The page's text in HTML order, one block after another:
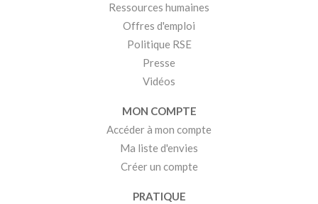
Ressources humaines
Offres d'emploi
Politique RSE
Presse
Vidéos
MON COMPTE
Accéder à mon compte
Ma liste d'envies
Créer un compte
PRATIQUE